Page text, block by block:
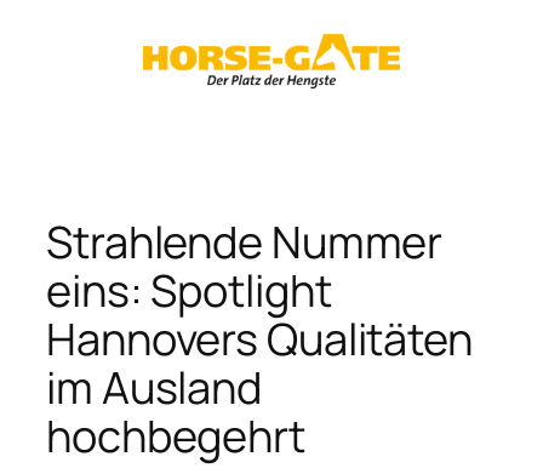
Strahlende Nummer
eins: Spotlight
Hannovers Qualitäten
im Ausland
hochbegehrt